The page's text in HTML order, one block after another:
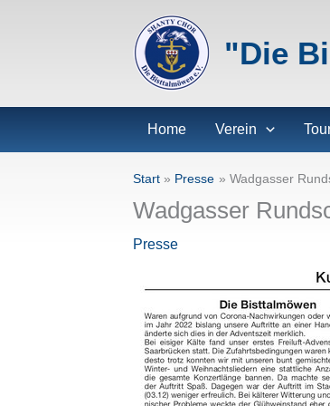
"Die
Home Verein
Start Presse Wadgasser
Wadgasser
Presse